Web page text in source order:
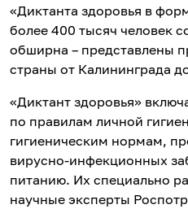
«Диктанта здоровья в
более 400 тысяч человек
обширна – представлены
страны от Калининграда
«Диктант здоровья»
по правилам личной
гигиеническим нормам,
вирусно-инфекционных
питанию. Их специально
научные эксперты